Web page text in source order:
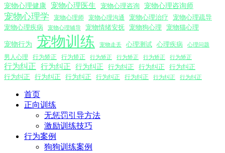
宠物心理健康 宠物心理医生 宠物心理咨询 宠物心理咨询师
宠物心理学 宠物心理师 宠物心理沟通 宠物心理治疗
宠物心理疏导
宠物心理疾病
宠物心理辅导 宠物情绪安抚 宠物狗心理 宠物猫心理
宠物行为 宠物训练 宠物走丢 心理测试 心理疾病 心理问题
男人心理 行为矫正 行为矫正 行为矫正 行为矫正 行为矫正 行为矫正
行为纠正 行为纠正 行为纠正 行为纠正 行为纠正
行为纠正
行为纠正
行为纠正 行为纠正 行为纠正 行为纠正 行为纠正 行为纠正
首页
正向训练
无惩罚引导方法
激励训练技巧
行为案例
狗狗训练案例